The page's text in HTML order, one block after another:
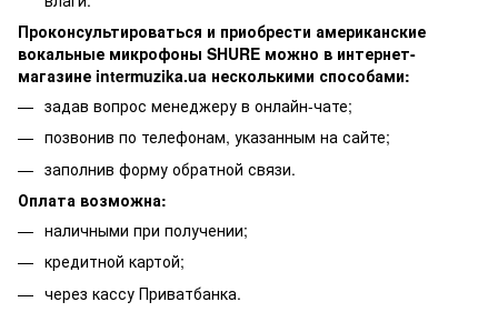
Проконсультироваться и приобрести американские
вокальные микрофоны SHURE можно в интернет-
магазине intermuzika.ua несколькими способами:
задав вопрос менеджеру в онлайн-чате;
позвонив по телефонам, указанным на сайте;
заполнив форму обратной связи.
Оплата возможна:
наличными при получении;
кредитной картой;
через кассу Приватбанка.